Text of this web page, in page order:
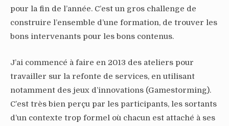
pour la fin de l’année. C’est un gros challenge de
construire l’ensemble d’une formation, de trouver les
bons intervenants pour les bons contenus.
J’ai commencé à faire en 2013 des ateliers pour
travailler sur la refonte de services, en utilisant
notamment des jeux d’innovations (Gamestorming).
C’est très bien perçu par les participants, les sortants
d’un contexte trop formel où chacun est attaché à ses